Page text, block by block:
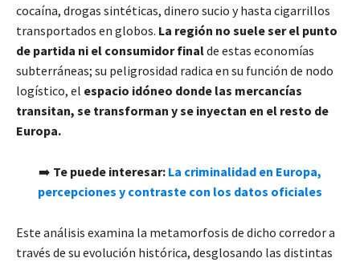
cocaína, drogas sintéticas, dinero sucio y hasta cigarrillos
transportados en globos. La región no suele ser el punto
de partida ni el consumidor finalde estas economías
subterráneas; su peligrosidad radica en su función de nodo
logístico, el espacio idóneo donde las mercancías
transitan, se transforman y se inyectan en el resto de
Europa.
➡️ Te puede interesar: La criminalidad en Europa,
percepciones y contraste con los datos oficiales
Este análisis examina la metamorfosis de dicho corredor a
través de su evolución histórica, desglosando las distintas